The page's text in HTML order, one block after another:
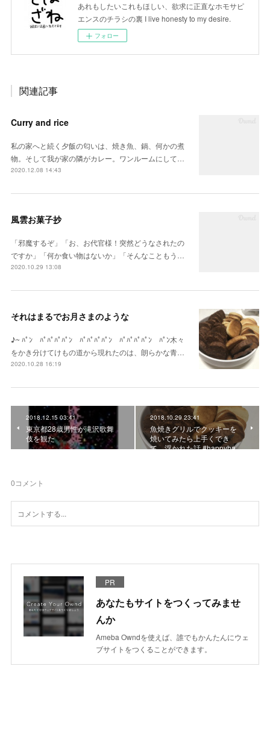
あれもしたいこれもほしい、欲求に正直なホモサピ
エンスのチラシの裏 I live honesty to my desire.
フォロー
関連記事
Curry and rice
私の家へと続く夕飯の匂いは、焼き魚、鍋、何かの煮
物。そして我が家の隣がカレー。ワンルームにして…
2020.12.08 14:43
風雲お菓子抄
「邪魔するぞ」「お、お代官様！突然どうなされたの
ですか」「何か食い物はないか」「そんなこともう…
2020.10.29 13:08
それはまるでお月さまのような
♪~ ﾊﾟﾝ ﾊﾟﾊﾟﾊﾟﾊﾟﾝ ﾊﾟﾊﾟﾊﾟﾊﾟﾝ ﾊﾟﾊﾟﾊﾟﾊﾟﾝ ﾊﾟﾝ木々
をかき分けてけもの道から現れたのは、朗らかな青…
2020.10.28 16:19
2018.12.15 03:41
東京都28歳男性が滝沢歌舞
伎を観た
2018.10.29 23:41
魚焼きグリルでクッキーを
焼いてみたら上手くでき
て、浮かれた話 #happyha…
0コメント
PR
あなたもサイトをつくってみませ
んか
Ameba Owndを使えば、誰でもかんたんにウェ
ブサイトをつくることができます。